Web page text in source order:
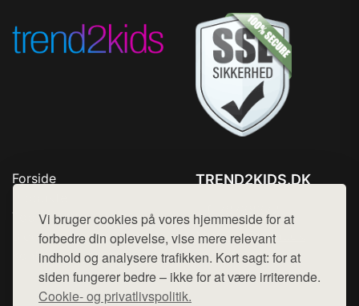
Vi bruger cookies på vores hjemmeside for at
forbedre din oplevelse, vise mere relevant
indhold og analysere trafikken. Kort sagt: for at
siden fungerer bedre – ikke for at være irriterende.
Cookie- og privatlivspolitik.
Forside
Top Rabatter
Blog
Kontakt
TREND2KIDS.DK
Mail: hej@want.dk
Cookie- og privatlivspolitik